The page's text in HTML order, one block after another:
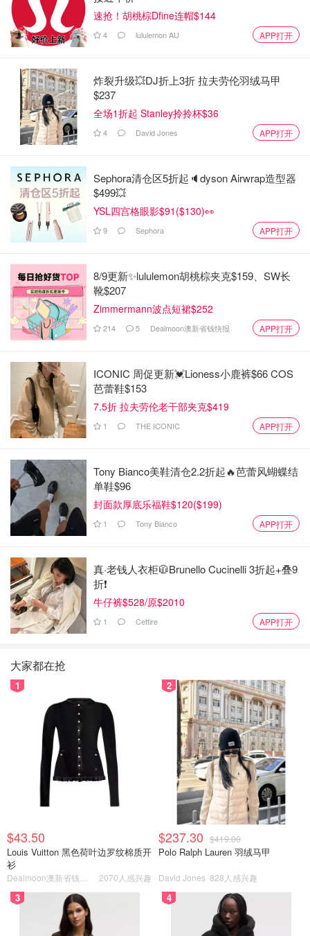
速抢！胡桃棕Dfine连帽$144
4 lululemon AU APP打开
炸裂升级💥DJ折上3折 拉夫劳伦羽绒马甲
$237
全场1折起 Stanley拎拎杯$36
4 David Jones APP打开
Sephora清仓区5折起🔈dyson Airwrap造型器
$499💥
YSL四宫格眼影$91($130)👀
9 Sephora APP打开
8/9更新✨lululemon胡桃棕夹克$159、SW长
靴$207
Zimmermann波点短裙$252
214 5 Dealmoon澳新省钱快报 APP打开
ICONIC 周促更新💓Lioness小鹿裤$66 COS
芭蕾鞋$153
7.5折 拉夫劳伦老干部夹克$419
1 THE ICONIC APP打开
Tony Bianco美鞋清仓2.2折起🔥芭蕾风蝴蝶结
单鞋$96
封面款厚底乐福鞋$120($199)
1 Tony Bianco APP打开
真·老钱人衣柜🧥Brunello Cucinelli 3折起+叠9
折❗️
牛仔裤$528/原$2010
1 Cettire APP打开
大家都在抢
1
$43.50
Louis Vuitton 黑色荷叶边罗纹棉质开
衫
2070人感兴趣
2
$237.30 $419.00
Polo Ralph Lauren 羽绒马甲
David Jones 828人感兴趣
3 4